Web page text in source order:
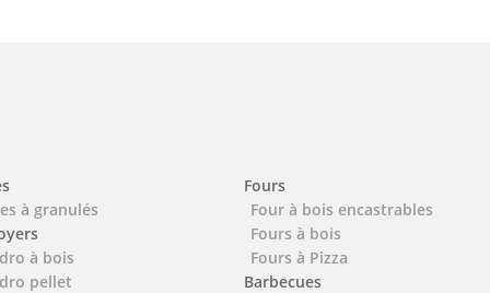
à granulés
à bois
pellet
Fours
Four à bois encastrables
Fours à bois
Fours à Pizza
Barbecues